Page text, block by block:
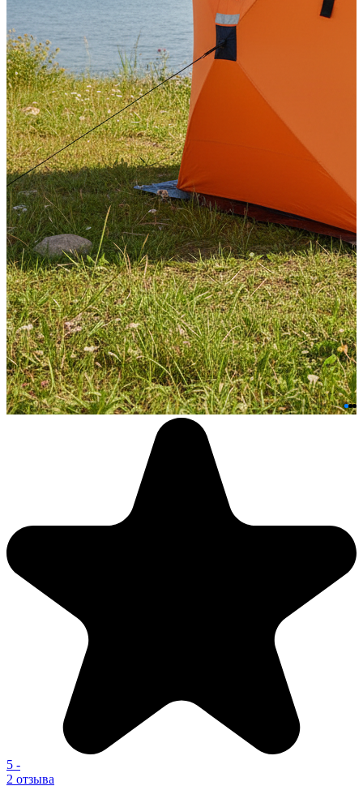
5 -
2 отзыва